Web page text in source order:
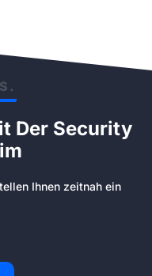
Der Security
Ihnen zeitnah ein